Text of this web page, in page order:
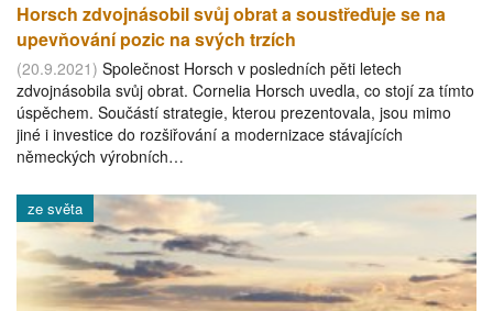
Horsch zdvojnásobil svůj obrat a soustřeďuje se na
upevňování pozic na svých trzích
(20.9.2021) Společnost Horsch v posledních pěti letech
zdvojnásobila svůj obrat. Cornelia Horsch uvedla, co stojí za tímto
úspěchem. Součástí strategie, kterou prezentovala, jsou mimo
jiné i investice do rozšiřování a modernizace stávajících
německých výrobních…
ze světa